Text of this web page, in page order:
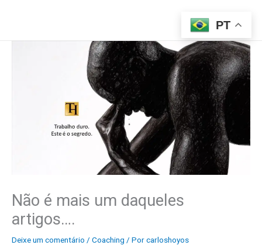
Não é mais um daqueles
artigos….
Deixe um comentário / Coaching / Porcarloshoyos
PT